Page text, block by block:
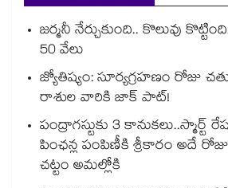
జర్మనీ నేర్చుకుంది.. కొలువు
50 వేలు
జ్యోతిష్యం: సూర్యగ్రహణం రోజు
రాశుల వారికి జాక్ పాట్!
పంద్రాగస్టుకు 3 కానుకలు..స్మార్ట్
పింఛన్ల పంపిణీకి శ్రీకారం అదే రోజు
చట్టం అమల్లోకి